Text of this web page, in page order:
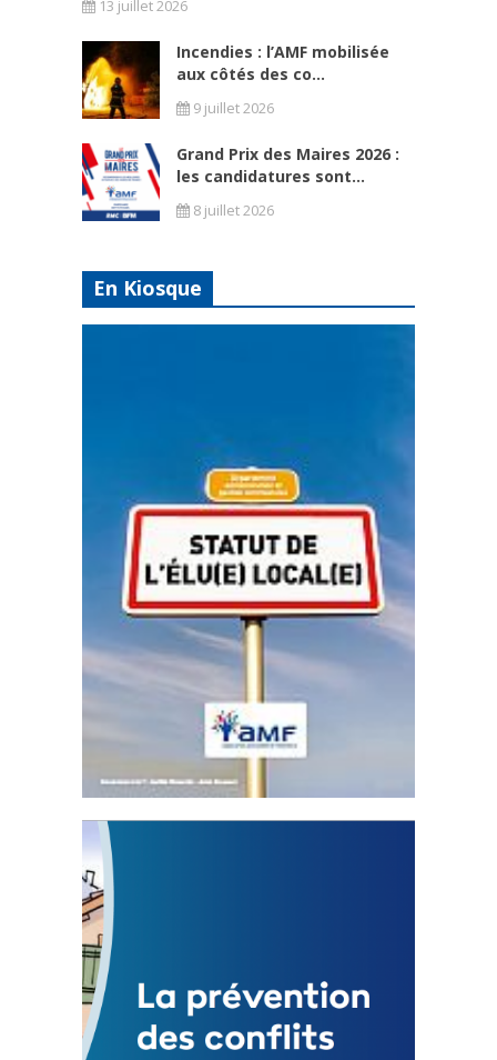
13 juillet 2026
Incendies : l’AMF mobilisée
aux côtés des co...
9 juillet 2026
Grand Prix des Maires 2026 :
les candidatures sont...
8 juillet 2026
En Kiosque
Statut de l’élu local
3 avril 2024
Mise à jour avril 2024
FEUILLETER